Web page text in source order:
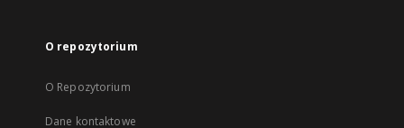
O repozytorium
O Repozytorium
Dane kontaktowe